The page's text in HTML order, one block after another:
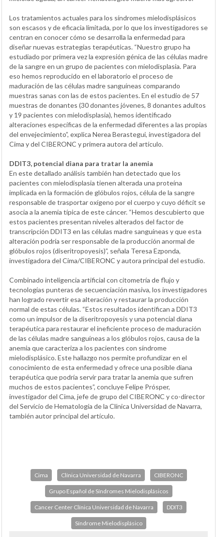
Los tratamientos actuales para los síndromes mielodisplásicos
son escasos y de eficacia limitada, por lo que los investigadores se
centran en conocer cómo se desarrolla la enfermedad para
diseñar nuevas estrategias terapéuticas. “Nuestro grupo ha
estudiado por primera vez la expresión génica de las células madre
de la sangre en un grupo de pacientes con mielodisplasia. Para
eso hemos reproducido en el laboratorio el proceso de
maduración de las células madre sanguíneas comparando
muestras sanas con las de estos pacientes. En el estudio de 57
muestras de donantes (30 donantes jóvenes, 8 donantes adultos
y 19 pacientes con mielodisplasia), hemos identificado
alteraciones específicas de la enfermedad diferentes a las propias
del envejecimiento”, explica Nerea Berastegui, investigadora del
Cima y del CIBERONC y primera autora del artículo.
DDIT3, potencial diana para tratar la anemia
En este detallado análisis también han detectado que los
pacientes con mielodisplasia tienen alterada una proteína
implicada en la formación de glóbulos rojos, célula de la sangre
responsable de trasportar oxígeno por el cuerpo y cuyo déficit se
asocia a la anemia típica de este cáncer. “Hemos descubierto que
estos pacientes presentan niveles alterados del factor de
transcripción DDIT3 en las células madre sanguíneas y que esta
alteración podría ser responsable de la producción anormal de
glóbulos rojos (diseritropoyesis)”, señala Teresa Ezponda,
investigadora del Cima/CIBERONC y autora principal del estudio.
Combinado inteligencia artificial con citometría de flujo y
tecnologías punteras de secuenciación masiva, los investigadores
han logrado revertir esa alteración y restaurar la producción
normal de estas células. “Estos resultados identifican a DDIT3
como un impulsor de la diseritropoyesis y una potencial diana
terapéutica para restaurar el ineficiente proceso de maduración
de las células madre sanguíneas a los glóbulos rojos, causa de la
anemia que caracteriza a los pacientes con síndrome
mielodisplásico. Este hallazgo nos permite profundizar en el
conocimiento de esta enfermedad y ofrece una posible diana
terapéutica que podría servir para tratar la anemia que sufren
muchos de estos pacientes”, concluye Felipe Prósper,
investigador del Cima, jefe de grupo del CIBERONC y co-director
del Servicio de Hematología de la Clínica Universidad de Navarra,
también autor principal del artículo.
Cima Clínica Universidad de Navarra CIBERONC
Grupo Español de Síndromes Mielodisplásicos
Cancer Center Clínica Universidad de Navarra DDIT3
Síndrome Mielodisplásico